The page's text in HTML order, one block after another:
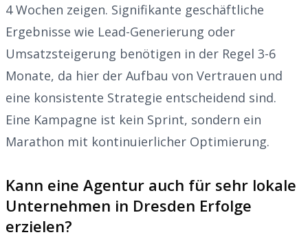
4 Wochen zeigen. Signifikante geschäftliche
Ergebnisse wie Lead-Generierung oder
Umsatzsteigerung benötigen in der Regel 3-6
Monate, da hier der Aufbau von Vertrauen und
eine konsistente Strategie entscheidend sind.
Eine Kampagne ist kein Sprint, sondern ein
Marathon mit kontinuierlicher Optimierung.
Kann eine Agentur auch für sehr lokale
Unternehmen in Dresden Erfolge
erzielen?